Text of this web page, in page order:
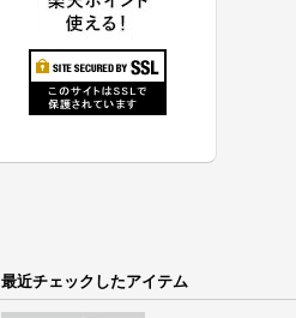
最近チェックしたアイテム